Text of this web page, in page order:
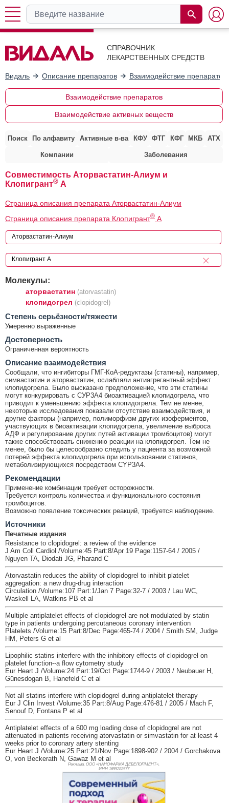
СПРАВОЧНИК
ЛЕКАРСТВЕННЫХ СРЕДСТВ
Видаль Описание препаратов Взаимодействие препаратов
Взаимодействие препаратов
Взаимодействие активных веществ
Поиск По алфавиту Активные в-ва КФУ ФТГ КФГ МКБ АТХ
Компании Заболевания
Совместимость Аторвастатин-Алиум и
Клопигрант® А
Страница описания препарата Аторвастатин-Алиум
Страница описания препарата Клопигрант® А
Молекулы:
аторвастатин (atorvastatin)
клопидогрел (clopidogrel)
Cтепень серьёзности/тяжести
Умеренно выраженные
Достоверность
Ограниченная вероятность
Описание взаимодействия
Сообщали, что ингибиторы ГМГ-КоА-редуктазы (статины), например,
симвастатин и аторвастатин, ослабляли антиагрегантный эффект
клопидогрела. Было высказано предположение, что эти статины
могут конкурировать с СУР3А4 биоактивацией клопидогрела, что
приводит к уменьшению эффекта клопидогрела. Тем не менее,
некоторые исследования показали отсутствие взаимодействия, и
другие факторы (например, полиморфизм других изоферментов,
участвующих в биоактивации клопидогрела, увеличение выброса
АДФ и регулирование других путей активации тромбоцитов) могут
также способствовать снижению реакции на клопидогрел. Тем не
менее, было бы целесообразно следить у пациента за возможной
потерей эффекта клопидогрела при использовании статинов,
метаболизирующихся посредством CYP3A4.
Рекомендации
Применение комбинации требует осторожности.
Требуется контроль количества и функционального состояния
тромбоцитов.
Возможно появление токсических реакций, требуется наблюдение.
Источники
Печатные издания
Resistance to clopidogrel: a review of the evidence
J Am Coll Cardiol /Volume:45 Part:8/Apr 19 Page:1157-64 / 2005 /
Nguyen TA, Diodati JG, Pharand C
Atorvastatin reduces the ability of clopidogrel to inhibit platelet
aggregation: a new drug-drug interaction
Circulation /Volume:107 Part:1/Jan 7 Page:32-7 / 2003 / Lau WC,
Waskell LA, Watkins PB et al
Multiple antiplatelet effects of clopidogrel are not modulated by statin
type in patients undergoing percutaneous coronary intervention
Platelets /Volume:15 Part:8/Dec Page:465-74 / 2004 / Smith SM, Judge
HM, Peters G et al
Lipophilic statins interfere with the inhibitory effects of clopidogrel on
platelet function--a flow cytometry study
Eur Heart J /Volume:24 Part:19/Oct Page:1744-9 / 2003 / Neubauer H,
Günesdogan B, Hanefeld C et al
Not all statins interfere with clopidogrel during antiplatelet therapy
Eur J Clin Invest /Volume:35 Part:8/Aug Page:476-81 / 2005 / Mach F,
Senouf D, Fontana P et al
Antiplatelet effects of a 600 mg loading dose of clopidogrel are not
attenuated in patients receiving atorvastatin or simvastatin for at least 4
weeks prior to coronary artery stenting
Eur Heart J /Volume:25 Part:21/Nov Page:1898-902 / 2004 / Gorchakova
O, von Beckerath N, Gawaz M et al
Реклама. ООО «НАНОФАРМА ДЕВЕЛОПМЕНТ»,
ИНН 1655283577